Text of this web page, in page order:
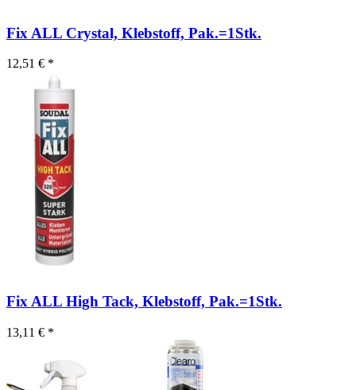
Fix ALL Crystal, Klebstoff, Pak.=1Stk.
12,51 € *
Fix ALL High Tack, Klebstoff, Pak.=1Stk.
13,11 € *